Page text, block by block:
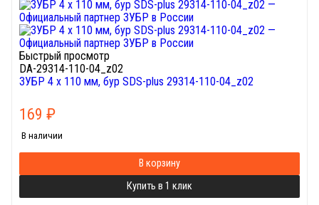
Быстрый просмотр
DA-29314-110-04_z02
ЗУБР 4 x 110 мм, бур SDS-plus 29314-110-04_z02
169 ₽
В наличии
В корзину
Купить в 1 клик